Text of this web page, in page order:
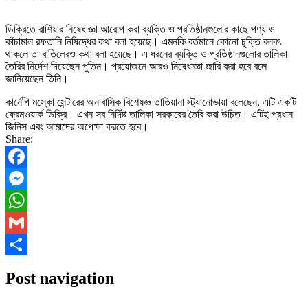
ডিক্রিতে রাশিয়ার নিষেধাজ্ঞা আরোপ করা ব্যক্তি ও প্রতিষ্ঠানগুলোর কাছে পণ্য ও
কাঁচামাল রফতানি নিষিদ্ধের কথা বলা হয়েছে। এমনকি বর্তমানে কোনো চুক্তি বলবৎ
থাকলে তা বাতিলেরও কথা বলা হয়েছে। এ ধরনের ব্যক্তি ও প্রতিষ্ঠানগুলোর তালিকা
তৈরির নির্দেশ দিয়েছেন পুতিন। প্রয়োজনে আরও নিষেধাজ্ঞা জারি করা হবে বলে
জানিয়েছেন তিনি।
কার্নেগি মস্কো সেন্টারের অনাবাসিক বিশেষজ্ঞ তাতিয়ানা স্ট্যানোভায়া বলেছেন, এটি একটি
ফ্রেমওয়ার্ক ডিক্রি। এখন সব নির্দিষ্ট তালিকা সরকারের তৈরি করা উচিত। এটিই প্রধান
জিনিস এবং আমাদের অপেক্ষা করতে হবে।
Share:
Facebook
Messenger
WhatsApp
Gmail
Post navigation